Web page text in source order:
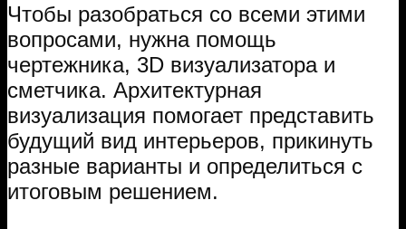
Чтобы разобраться со всеми этими
вопросами, нужна помощь
чертежника, 3D визуализатора и
сметчика. Архитектурная
визуализация помогает представить
будущий вид интерьеров, прикинуть
разные варианты и определиться с
итоговым решением.